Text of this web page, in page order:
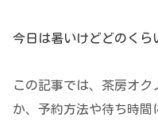
今日は暑いけどどのくら
この記事では、茶房オ
か、予約方法や待ち時